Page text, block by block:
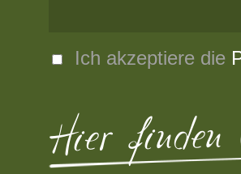
Ich akzeptiere die
Hier finden